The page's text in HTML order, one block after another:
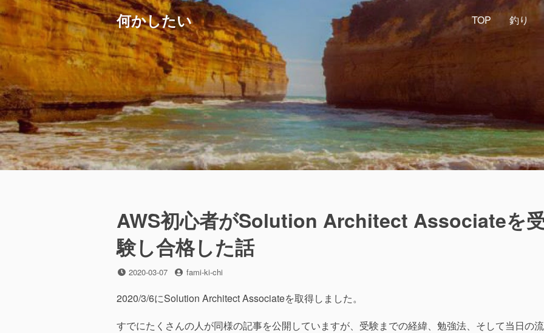
ン
ン
ツ
へ
ス
キ
ッ
プ
何かしたい TOP 釣り
AWS初心者がSolution Architect Associateを
験し合格した話
投
日
2020-03-07
投
者
fami-ki-chi
2020/3/6にSolution Architect Associateを取得しました。
すでにたくさんの人が同様の記事を公開していますが、受験までの経緯、勉強法、そして当日の